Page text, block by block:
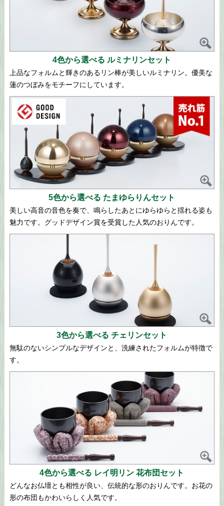
4色から選べる ルミナリンセット
上品なフォルムと輝きのあるリン棒が美しいルミナリン。優美な
蓮のつぼみをモチーフにしています。
5色から選べる たまゆらりんセット
美しい高音の音色を奏で、鳴らしたあとにゆらゆらと揺れる姿も
魅力です。グッドデザイン賞を受賞した人気のおりんです。
3色から選べる チェリンセット
無駄のないシンプルなデザインと、洗練されたフォルムが特徴で
す。
4色から選べる レイ明リン 花布団セット
どんなお仏壇とも相性が良い、伝統的な形のおりんです。お花の
形の布団もかわいらしく人気です。